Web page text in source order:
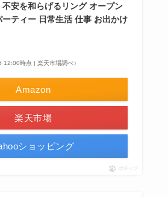
安を和らげるリング オープン
ティー 日常生活 仕事 お出かけ
12:00時点 | 楽天市場調べ）
Amazon
楽天市場
ショッピング
ポチップ